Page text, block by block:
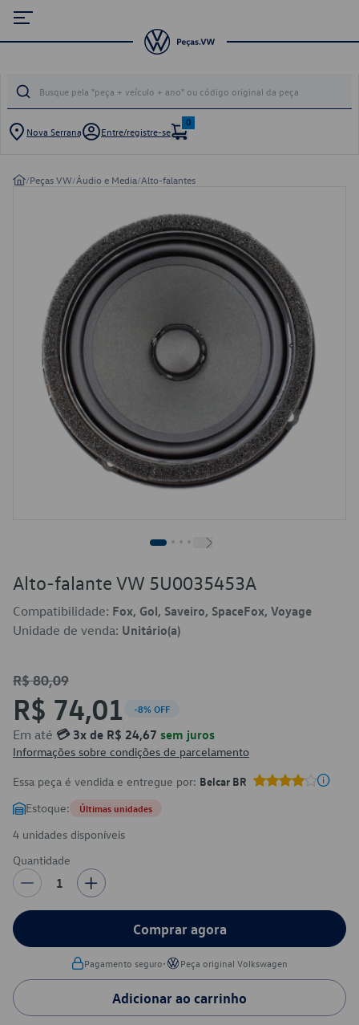
Nova Serrana Entre/registre-se
0
/Peças VW/Áudio e Media/Alto-falantes
Alto-falante VW 5U0035453A
Compatibilidade: Fox, Gol, Saveiro, SpaceFox, Voyage
Unidade de venda: Unitário(a)
R$ 80,09
R$ 74,01 -8% OFF
Em até 💳 3x de R$ 24,67 sem juros
Informações sobre condições de parcelamento
Essa peça é vendida e entregue por: Belcar BR
Estoque: Últimas unidades
4 unidades disponíveis
Quantidade
1
Comprar agora
Pagamento seguro• Peça original Volkswagen
Adicionar ao carrinho